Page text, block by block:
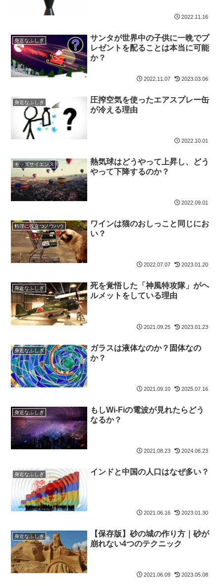
2022.11.16
身近なふしぎ
サンタが世界中の子供に一晩でプ
レゼントを配ることは本当に可能
か？
2022.11.07 2023.03.06
身近なふしぎ
圧搾空気を使ったエアスプレー缶
が冷える理由
2022.10.01
キッズサイエンス
熱気球はどうやって上昇し、どう
やって下降するのか？
2022.09.01
料理に役立つノウハウ
ワインは猫のおしっこと同じにお
い？
2022.07.07 2023.01.20
身近なふしぎ
死を覚悟した「神風特攻隊」がヘ
ルメットをしている理由
2021.09.25 2023.01.23
身近なふしぎ
ガラスは液体なのか？固体なの
か？
2021.09.10 2025.07.16
身近なふしぎ
もしWi-Fiの電波が見れたらどう
なるか？
2021.08.23 2024.06.23
身近なふしぎ インドと中国の人口はなぜ多い？
2021.06.16 2023.01.30
身近なふしぎ
【保存版】砂の城の作り方｜砂が
崩れない4つのテクニック
2021.06.09 2023.05.08